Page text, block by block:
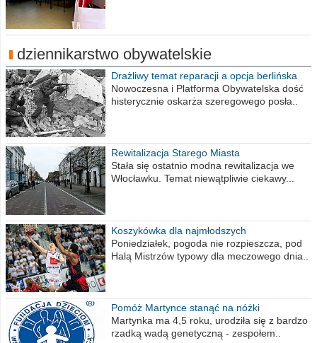
dziennikarstwo obywatelskie
Drażliwy temat reparacji a opcja berlińska
Nowoczesna i Platforma Obywatelska dość
histerycznie oskarża szeregowego posła..
Rewitalizacja Starego Miasta
Stała się ostatnio modna rewitalizacja we
Włocławku. Temat niewątpliwie ciekawy...
Koszykówka dla najmłodszych
Poniedziałek, pogoda nie rozpieszcza, pod
Halą Mistrzów typowy dla meczowego dnia..
Pomóż Martynce stanąć na nóżki
Martynka ma 4,5 roku, urodziła się z bardzo
rzadką wadą genetyczną - zespołem..